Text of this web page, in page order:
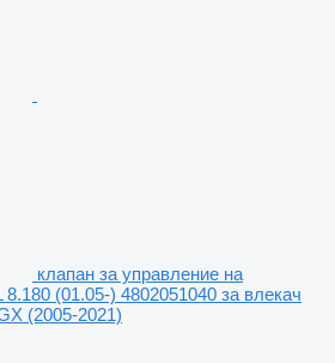
клапан за управление на
(01.05-) 4802051040 за влекач
(2005-2021)